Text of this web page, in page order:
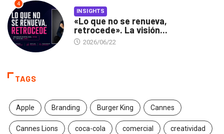
4
INSIGHTS
«Lo que no se renueva,
retrocede». La visión...
2026/06/22
TAGS
Apple Branding Burger King Cannes
Cannes Lions coca-cola comercial creatividad